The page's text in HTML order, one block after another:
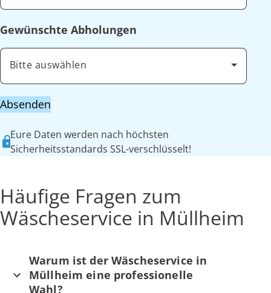
Gewünschte Abholungen
Bitte auswählen
Absenden
Eure Daten werden nach höchsten
Sicherheitsstandards SSL-verschlüsselt!
Häufige Fragen zum
Wäscheservice in Müllheim
Warum ist der Wäscheservice in
Müllheim eine professionelle
Wahl?